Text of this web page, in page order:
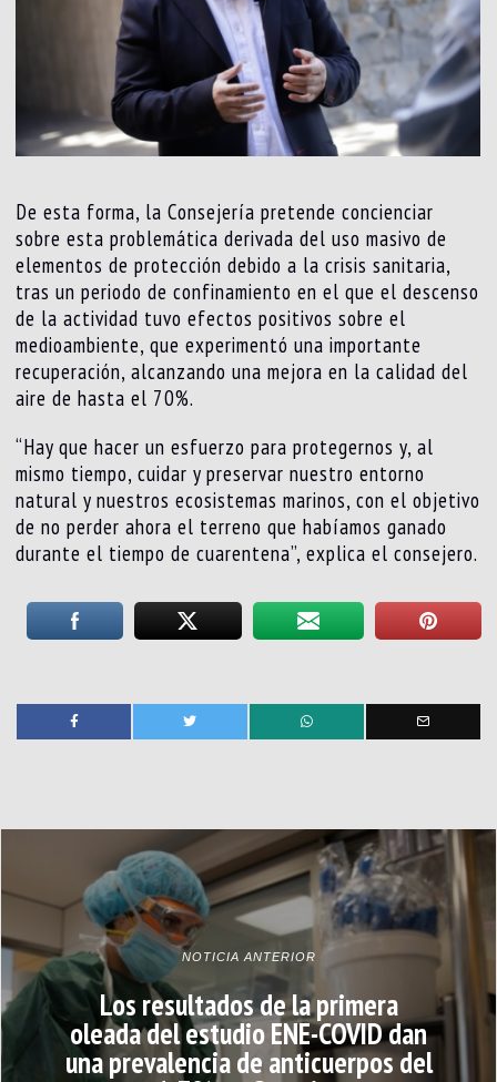
De esta forma, la Consejería pretende concienciar
sobre esta problemática derivada del uso masivo de
elementos de protección debido a la crisis sanitaria,
tras un periodo de confinamiento en el que el descenso
de la actividad tuvo efectos positivos sobre el
medioambiente, que experimentó una importante
recuperación, alcanzando una mejora en la calidad del
aire de hasta el 70%.
“Hay que hacer un esfuerzo para protegernos y, al
mismo tiempo, cuidar y preservar nuestro entorno
natural y nuestros ecosistemas marinos, con el objetivo
de no perder ahora el terreno que habíamos ganado
durante el tiempo de cuarentena”, explica el consejero.
NOTICIA ANTERIOR
Los resultados de la primera
oleada del estudio ENE-COVID dan
una prevalencia de anticuerpos del